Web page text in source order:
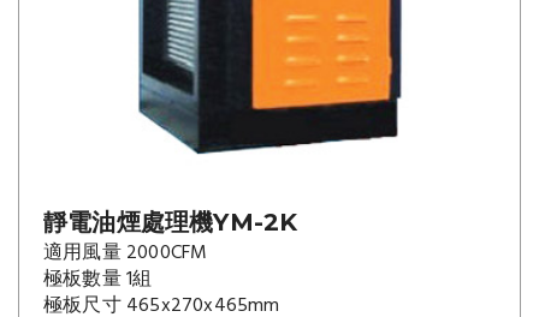
靜電油煙處理機YM-2K
適用風量 2000CFM
極板數量 1組
極板尺寸 465x270x465mm